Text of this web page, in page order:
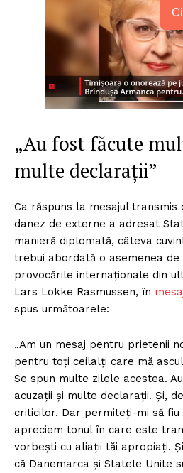
„Au fost făcute
multe declarații”
Ca răspuns la mesajul transmis
danez de externe a adresat
manieră diplomată, câteva
trebui abordată o asemenea
provocările internaționale din
Lars Lokke Rasmussen, în
spus următoarele:
„Am un mesaj pentru prietenii
pentru toți ceilalți care mă
Se spun multe zilele acestea.
acuzații și multe declarații. Și,
criticilor. Dar permiteți-mi să fiu
apreciem tonul în care este
vorbești cu aliații tăi apropiați.
că Danemarca și Statele Unite